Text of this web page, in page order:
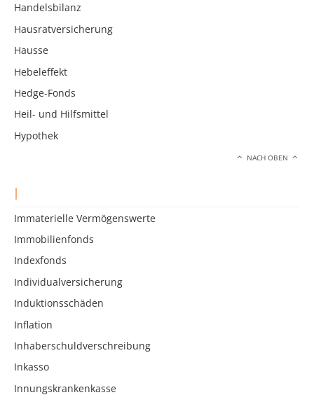
Handelsbilanz
Hausratversicherung
Hausse
Hebeleffekt
Hedge-Fonds
Heil- und Hilfsmittel
Hypothek
NACH OBEN
I
Immaterielle Vermögenswerte
Immobilienfonds
Indexfonds
Individualversicherung
Induktionsschäden
Inflation
Inhaberschuldverschreibung
Inkasso
Innungskrankenkasse